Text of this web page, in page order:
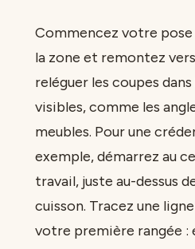
Commencez votre pose
la zone et remontez
reléguer les coupes
visibles, comme les
meubles. Pour une
exemple, démarrez au
travail, juste au-dessus
cuisson. Tracez une
votre première rangée :